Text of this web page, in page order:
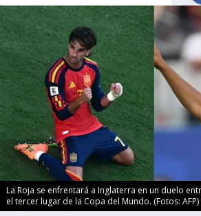
La Roja se enfrentará a Inglaterra en un duelo
el tercer lugar de la Copa del Mundo. (Fotos: AFP)